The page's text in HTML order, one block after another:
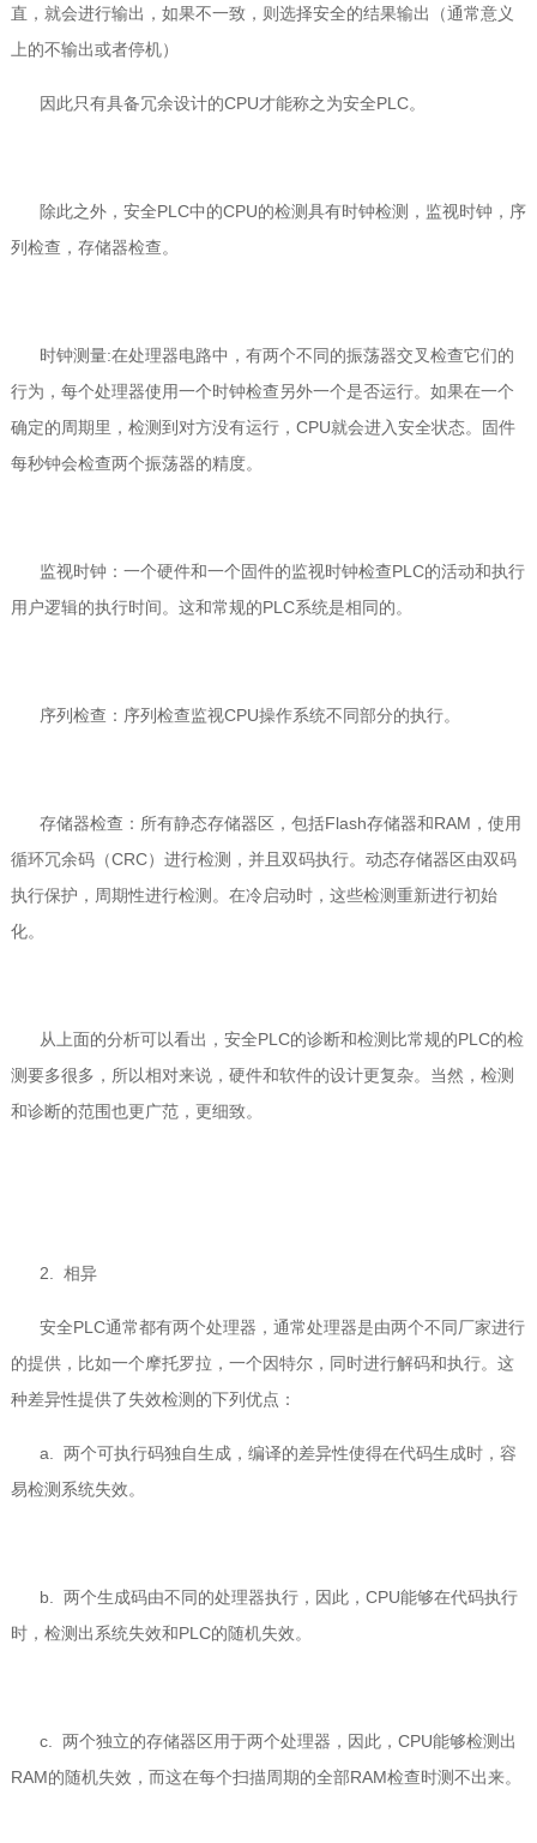
直，就会进行输出，如果不一致，则选择安全的结果输出（通常意义
上的不输出或者停机）
因此只有具备冗余设计的CPU才能称之为安全PLC。
除此之外，安全PLC中的CPU的检测具有时钟检测，监视时钟，序
列检查，存储器检查。
时钟测量:在处理器电路中，有两个不同的振荡器交叉检查它们的
行为，每个处理器使用一个时钟检查另外一个是否运行。如果在一个
确定的周期里，检测到对方没有运行，CPU就会进入安全状态。固件
每秒钟会检查两个振荡器的精度。
监视时钟：一个硬件和一个固件的监视时钟检查PLC的活动和执行
用户逻辑的执行时间。这和常规的PLC系统是相同的。
序列检查：序列检查监视CPU操作系统不同部分的执行。
存储器检查：所有静态存储器区，包括Flash存储器和RAM，使用
循环冗余码（CRC）进行检测，并且双码执行。动态存储器区由双码
执行保护，周期性进行检测。在冷启动时，这些检测重新进行初始
化。
从上面的分析可以看出，安全PLC的诊断和检测比常规的PLC的检
测要多很多，所以相对来说，硬件和软件的设计更复杂。当然，检测
和诊断的范围也更广范，更细致。
2. 相异
安全PLC通常都有两个处理器，通常处理器是由两个不同厂家进行
的提供，比如一个摩托罗拉，一个因特尔，同时进行解码和执行。这
种差异性提供了失效检测的下列优点：
a. 两个可执行码独自生成，编译的差异性使得在代码生成时，容
易检测系统失效。
b. 两个生成码由不同的处理器执行，因此，CPU能够在代码执行
时，检测出系统失效和PLC的随机失效。
c. 两个独立的存储器区用于两个处理器，因此，CPU能够检测出
RAM的随机失效，而这在每个扫描周期的全部RAM检查时测不出来。